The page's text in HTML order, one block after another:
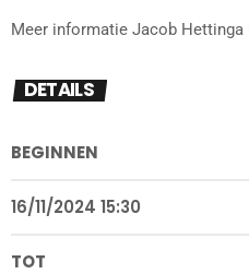
Meer informatie Jacob Hettinga
DETAILS
BEGINNEN
16/11/2024 15:30
TOT